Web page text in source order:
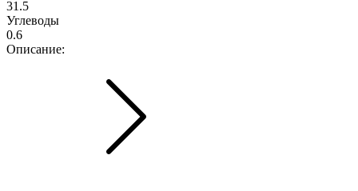
31.5
Углеводы
0.6
Описание: